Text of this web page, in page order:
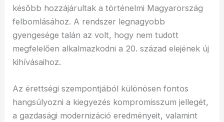
később hozzájárultak a történelmi Magyarország
felbomlásához. A rendszer legnagyobb
gyengesége talán az volt, hogy nem tudott
megfelelően alkalmazkodni a 20. század elejének új
kihívásaihoz.
Az érettségi szempontjából különösen fontos
hangsúlyozni a kiegyezés kompromisszum jellegét,
a gazdasági modernizáció eredményeit, valamint